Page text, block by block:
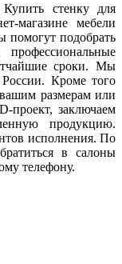
стенку для
магазине мебели
помогут подобрать
сроки. Мы
Кроме того
размерам или
проект, заключаем
продукцию.
исполнения. По
в салоны
телефону.